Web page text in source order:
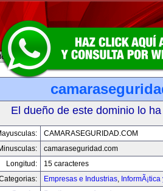
El dueño de este dominio lo
CAMARASEGURIDAD.COM
camaraseguridad.com
Longitud:
15 caracteres
Empresas e Industrias,